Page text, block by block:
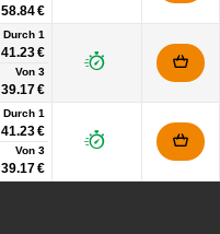
58.84 €
Durch 1
41.23 €
Von 3
39.17 €
Durch 1
41.23 €
Von 3
39.17 €